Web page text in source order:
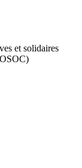
et solidaires